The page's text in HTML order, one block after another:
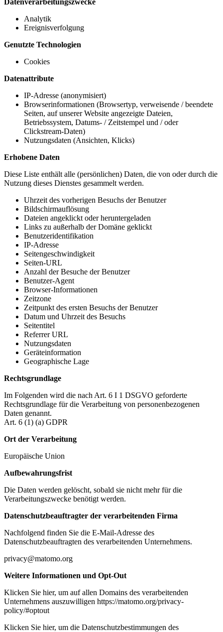
Analytik
Ereignisverfolgung
Genutzte Technologien
Cookies
Datenattribute
IP-Adresse (anonymisiert)
Browserinformationen (Browsertyp, verweisende / beendete
Seiten, auf unserer Website angezeigte Dateien,
Betriebssystem, Datums- / Zeitstempel und / oder
Clickstream-Daten)
Nutzungsdaten (Ansichten, Klicks)
Erhobene Daten
Diese Liste enthält alle (persönlichen) Daten, die von oder durch die
Nutzung dieses Dienstes gesammelt werden.
Uhrzeit des vorherigen Besuchs der Benutzer
Bildschirmauflösung
Dateien angeklickt oder heruntergeladen
Links zu außerhalb der Domäne geklickt
Benutzeridentifikation
IP-Adresse
Seitengeschwindigkeit
Seiten-URL
Anzahl der Besuche der Benutzer
Benutzer-Agent
Browser-Informationen
Zeitzone
Zeitpunkt des ersten Besuchs der Benutzer
Datum und Uhrzeit des Besuchs
Seitentitel
Referrer URL
Nutzungsdaten
Geräteinformation
Geographische Lage
Rechtsgrundlage
Im Folgenden wird die nach Art. 6 I 1 DSGVO geforderte
Rechtsgrundlage für die Verarbeitung von personenbezogenen
Daten genannt.
Art. 6 (1) (a) GDPR
Ort der Verarbeitung
Europäische Union
Aufbewahrungsfrist
Die Daten werden gelöscht, sobald sie nicht mehr für die
Verarbeitungszwecke benötigt werden.
Datenschutzbeauftragter der verarbeitenden Firma
Nachfolgend finden Sie die E-Mail-Adresse des
Datenschutzbeauftragten des verarbeitenden Unternehmens.
privacy@matomo.org
Weitere Informationen und Opt-Out
Klicken Sie hier, um auf allen Domains des verarbeitenden
Unternehmens auszuwilligen https://matomo.org/privacy-
policy/#optout
Klicken Sie hier, um die Datenschutzbestimmungen des